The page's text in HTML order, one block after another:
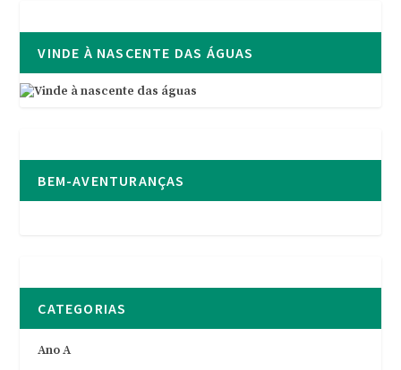
VINDE À NASCENTE DAS ÁGUAS
BEM-AVENTURANÇAS
CATEGORIAS
Ano A